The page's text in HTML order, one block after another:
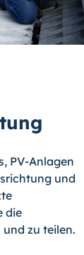
PV-Anlagen
und
die
zu teilen.